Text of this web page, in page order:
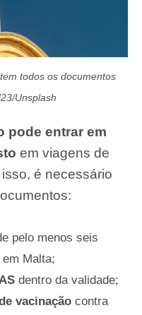
todos os documentos
Unsplash
pode entrar em
em viagens de
é necessário
pelo menos seis
Malta;
dentro da validade;
vacinação contra